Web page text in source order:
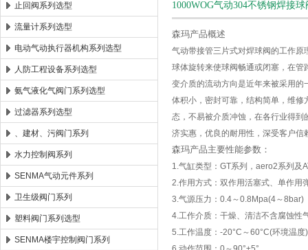
止回阀系列选型
流量计系列选型
电动气动执行器机构系列选型
人防工程设备系列选型
氨气液化气阀门系列选型
过滤器系列选型
、建材、污阀门系列
水力控制阀系列
SENMA气动元件系列
卫生级阀门系列
塑料阀门系列选型
SENMA楼宇控制阀门系列
1000WOG气动304不锈钢焊接
森玛产品概述
气动带接管三片式对焊球阀的工作原
球体旋转来使球阀畅通或闭塞，在管
变介质的流动方向是近年来被采用的
体积小，密封可靠，结构简单，维修
态，不易被介质冲蚀，在各行业得到
济实惠，优良的耐用性，深受客户信
森玛产品主要性能参数：
1.气缸类型：GT系列，aero2系列及
2.作用方式：双作用活塞式、单作用
3.气源压力：0.4～0.8Mpa(4～8bar)
4.工作介质：干燥、清洁不含腐蚀性
5.工作温度：-20°C～60°C(环境温